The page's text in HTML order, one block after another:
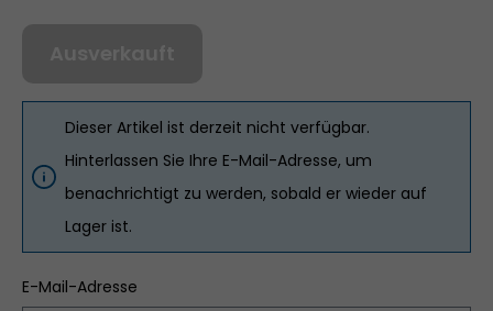
Dieser Artikel ist derzeit nicht verfügbar.
Hinterlassen Sie Ihre E-Mail-Adresse, um
benachrichtigt zu werden, sobald er wieder auf
Lager ist.
E-Mail-Adresse